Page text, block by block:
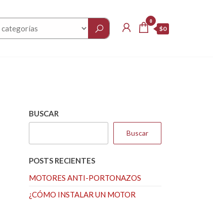
0
$0
BUSCAR
Buscar
POSTS RECIENTES
MOTORES ANTI-PORTONAZOS
¿CÓMO INSTALAR UN MOTOR